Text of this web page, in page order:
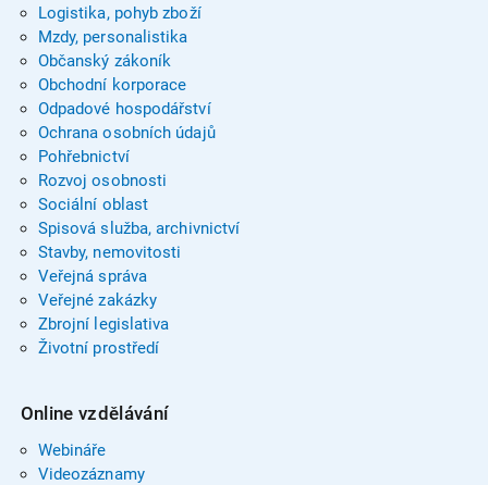
Logistika, pohyb zboží
Mzdy, personalistika
Občanský zákoník
Obchodní korporace
Odpadové hospodářství
Ochrana osobních údajů
Pohřebnictví
Rozvoj osobnosti
Sociální oblast
Spisová služba, archivnictví
Stavby, nemovitosti
Veřejná správa
Veřejné zakázky
Zbrojní legislativa
Životní prostředí
Online vzdělávání
Webináře
Videozáznamy